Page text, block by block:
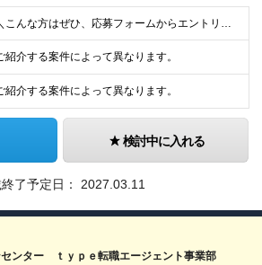
＼こんな方はぜひ、応募フォームからエントリーください／ ・面接対策、type転職エージェントサービスに ご興味をお持ちいただける方 ・転職活動の情報収集をされている方 ・転職活動のお悩みをお持ちの
紹介する案件によって異なります。
紹介する案件によって異なります。
検討中に入れる
了予定日： 2027.03.11
ンター ｔｙｐｅ転職エージェント事業部